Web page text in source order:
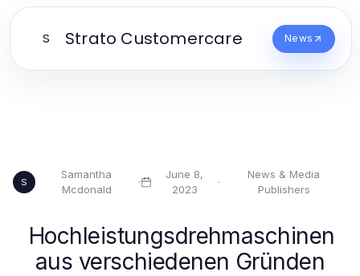
S Strato Customercare News
S
Samantha
Mcdonald
·
June 8,
2023
·
News & Media
Publishers
Hochleistungsdrehmaschinen
aus verschiedenen Gründen